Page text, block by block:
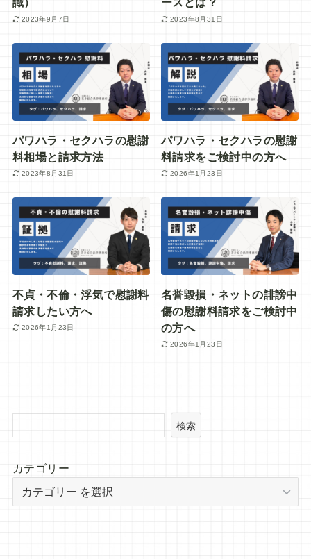
2023年9月7日 2023年8月31日
パワハラ・セクハラの慰謝
料相場と請求方法
2023年8月31日
パワハラ・セクハラの慰謝
料請求をご検討中の方へ
2026年1月23日
不貞・不倫・浮気で慰謝料
請求したい方へ
2026年1月23日
名誉毀損・ネットの誹謗中
傷の慰謝料請求をご検討中
の方へ
2026年1月23日
検索
カテゴリー